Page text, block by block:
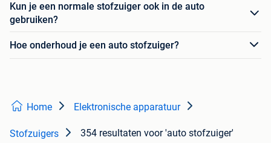
Kun je een normale stofzuiger ook in de auto
gebruiken?
Hoe onderhoud je een auto stofzuiger?
Home Elektronische apparatuur
Stofzuigers 354 resultaten voor 'auto stofzuiger'